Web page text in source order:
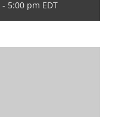
- 5:00 pm EDT